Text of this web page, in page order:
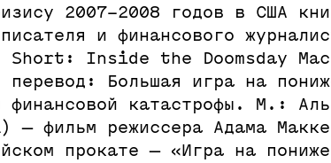
2007–2008 годов в США
и финансового
Short: Inside the Doomsday
перевод: Большая игра на
финансовой катастрофы. М.:
— фильм режиссера Адама
прокате — «Игра на